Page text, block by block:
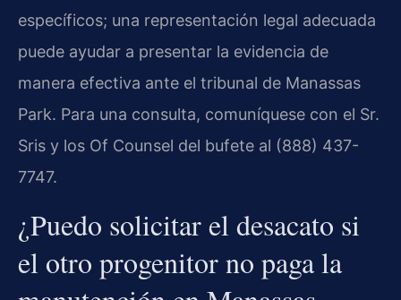
específicos; una representación legal adecuada
puede ayudar a presentar la evidencia de
manera efectiva ante el tribunal de Manassas
Park. Para una consulta, comuníquese con el Sr.
Sris y los Of Counsel del bufete al (888) 437-
7747.
¿Puedo solicitar el desacato si
el otro progenitor no paga la